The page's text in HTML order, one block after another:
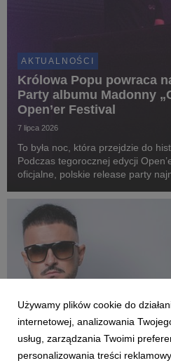
AKTUALNOŚCI
Królowa Popu powraca
Party albumu Madonny
Open’er Festival
7 lipca 2026
To była noc, która przejdzie do
Podczas tegorocznej edycji
oficjalne, polskie release party
„CLUB CONFESSIONS”.
Używamy plików cookie do
internetowej, analizowania
usług, zarządzania Twoimi
personalizowania treści